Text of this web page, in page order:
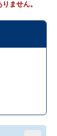
ません。